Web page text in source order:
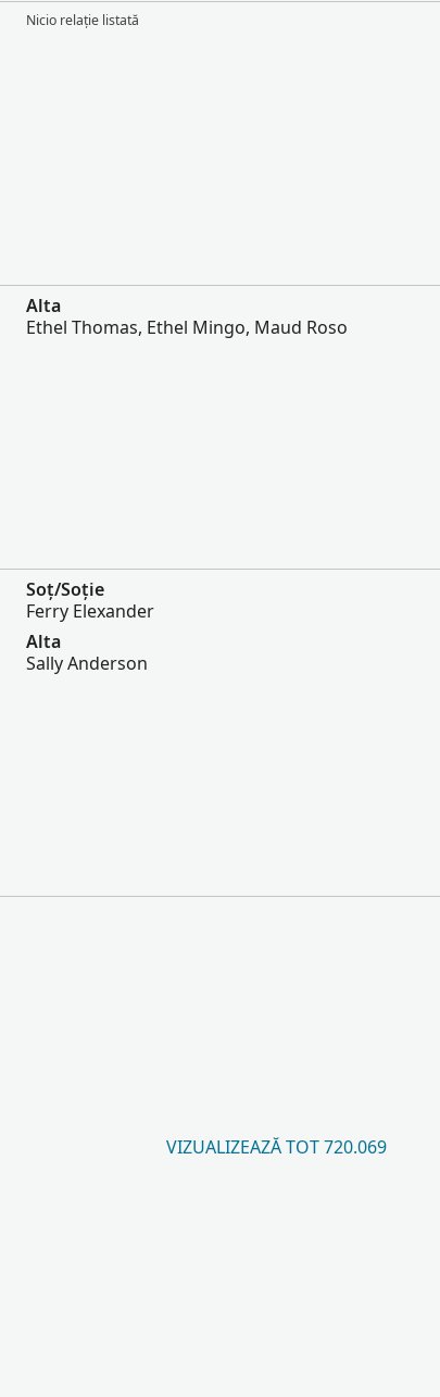
Nicio relație listată
Alta
Ethel Thomas, Ethel Mingo, Maud Roso
Soț/Soție
Ferry Elexander
Alta
Sally Anderson
VIZUALIZEAZĂ TOT 720.069